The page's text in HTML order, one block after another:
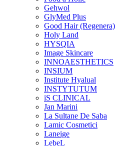
Gehwol
GlyMed Plus
Good Hair (Regenera)
Holy Land
HYSQIA
Image Skincare
INNOAESTHETICS
INSIUM
Institute Hyalual
INSTYTUTUM
iS CLINICAL
Jan Marini
La Sultane De Saba
Lamic Cosmetici
Laneige
LebeL